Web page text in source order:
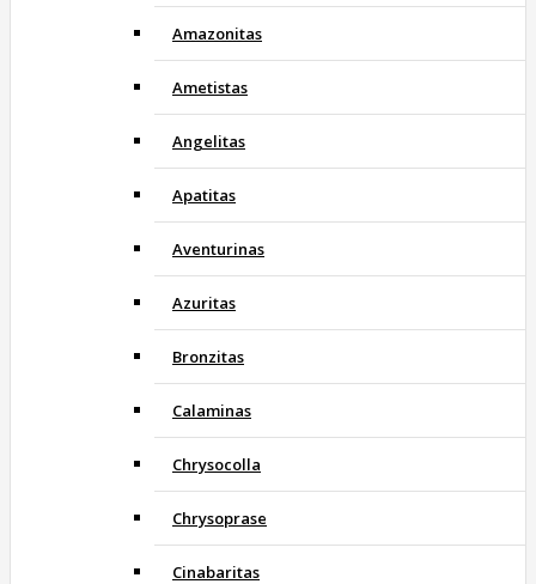
Amazonitas
Ametistas
Angelitas
Apatitas
Aventurinas
Azuritas
Bronzitas
Calaminas
Chrysocolla
Chrysoprase
Cinabaritas